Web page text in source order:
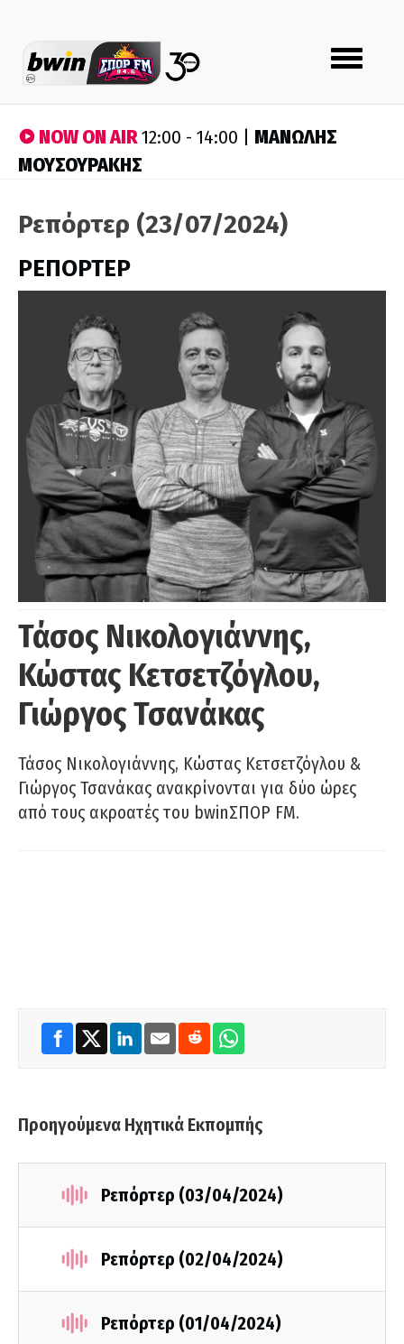
Toggle
navigation
NOW ON AIR12:00 - 14:00 | ΜΑΝΩΛΗΣ
ΜΟΥΣΟΥΡΑΚΗΣ
Ρεπόρτερ (23/07/2024)
ΡΕΠΟΡΤΕΡ
Τάσος Νικολογιάννης,
Κώστας Κετσετζόγλου,
Γιώργος Τσανάκας
Τάσος Νικολογιάννης, Κώστας Κετσετζόγλου &
Γιώργος Τσανάκας ανακρίνονται για δύο ώρες
από τους ακροατές του bwinΣΠΟΡ FM.
Προηγούμενα Ηχητικά Εκπομπής
Ρεπόρτερ (03/04/2024)
Ρεπόρτερ (02/04/2024)
Ρεπόρτερ (01/04/2024)